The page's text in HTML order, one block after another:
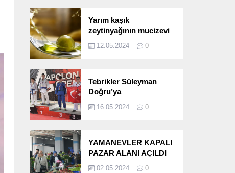
Yarım kaşık
zeytinyağının mucizevi
12.05.2024 0
Tebrikler Süleyman
Doğru’ya
16.05.2024 0
YAMANEVLER KAPALI
PAZAR ALANI AÇILDI
02.05.2024 0